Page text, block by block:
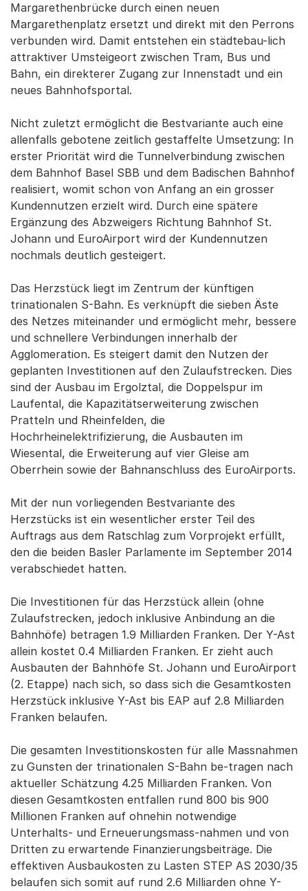
Margarethenbrücke durch einen neuen
Margarethenplatz ersetzt und direkt mit den Perrons
verbunden wird. Damit entstehen ein städtebau-lich
attraktiver Umsteigeort zwischen Tram, Bus und
Bahn, ein direkterer Zugang zur Innenstadt und ein
neues Bahnhofsportal.
Nicht zuletzt ermöglicht die Bestvariante auch eine
allenfalls gebotene zeitlich gestaffelte Umsetzung: In
erster Priorität wird die Tunnelverbindung zwischen
dem Bahnhof Basel SBB und dem Badischen Bahnhof
realisiert, womit schon von Anfang an ein grosser
Kundennutzen erzielt wird. Durch eine spätere
Ergänzung des Abzweigers Richtung Bahnhof St.
Johann und EuroAirport wird der Kundennutzen
nochmals deutlich gesteigert.
Das Herzstück liegt im Zentrum der künftigen
trinationalen S-Bahn. Es verknüpft die sieben Äste
des Netzes miteinander und ermöglicht mehr, bessere
und schnellere Verbindungen innerhalb der
Agglomeration. Es steigert damit den Nutzen der
geplanten Investitionen auf den Zulaufstrecken. Dies
sind der Ausbau im Ergolztal, die Doppelspur im
Laufental, die Kapazitätserweiterung zwischen
Pratteln und Rheinfelden, die
Hochrheinelektrifizierung, die Ausbauten im
Wiesental, die Erweiterung auf vier Gleise am
Oberrhein sowie der Bahnanschluss des EuroAirports.
Mit der nun vorliegenden Bestvariante des
Herzstücks ist ein wesentlicher erster Teil des
Auftrags aus dem Ratschlag zum Vorprojekt erfüllt,
den die beiden Basler Parlamente im September 2014
verabschiedet hatten.
Die Investitionen für das Herzstück allein (ohne
Zulaufstrecken, jedoch inklusive Anbindung an die
Bahnhöfe) betragen 1.9 Milliarden Franken. Der Y-Ast
allein kostet 0.4 Milliarden Franken. Er zieht auch
Ausbauten der Bahnhöfe St. Johann und EuroAirport
(2. Etappe) nach sich, so dass sich die Gesamtkosten
Herzstück inklusive Y-Ast bis EAP auf 2.8 Milliarden
Franken belaufen.
Die gesamten Investitionskosten für alle Massnahmen
zu Gunsten der trinationalen S-Bahn be-tragen nach
aktueller Schätzung 4.25 Milliarden Franken. Von
diesen Gesamtkosten entfallen rund 800 bis 900
Millionen Franken auf ohnehin notwendige
Unterhalts- und Erneuerungsmass-nahmen und von
Dritten zu erwartende Finanzierungsbeiträge. Die
effektiven Ausbaukosten zu Lasten STEP AS 2030/35
belaufen sich somit auf rund 2.6 Milliarden ohne Y-